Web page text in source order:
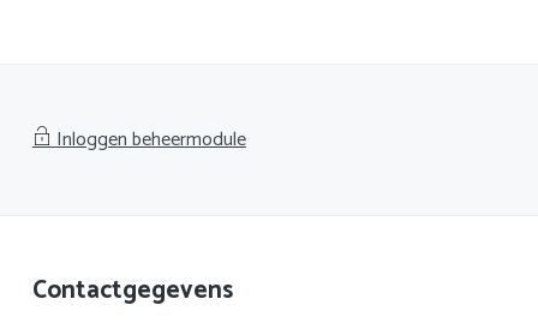
Inloggen beheermodule
Footer
Contactgegevens